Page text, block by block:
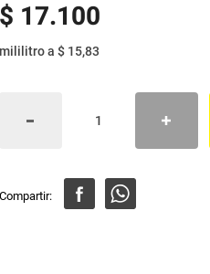
$ 17.100
mililitroa $ 15,83